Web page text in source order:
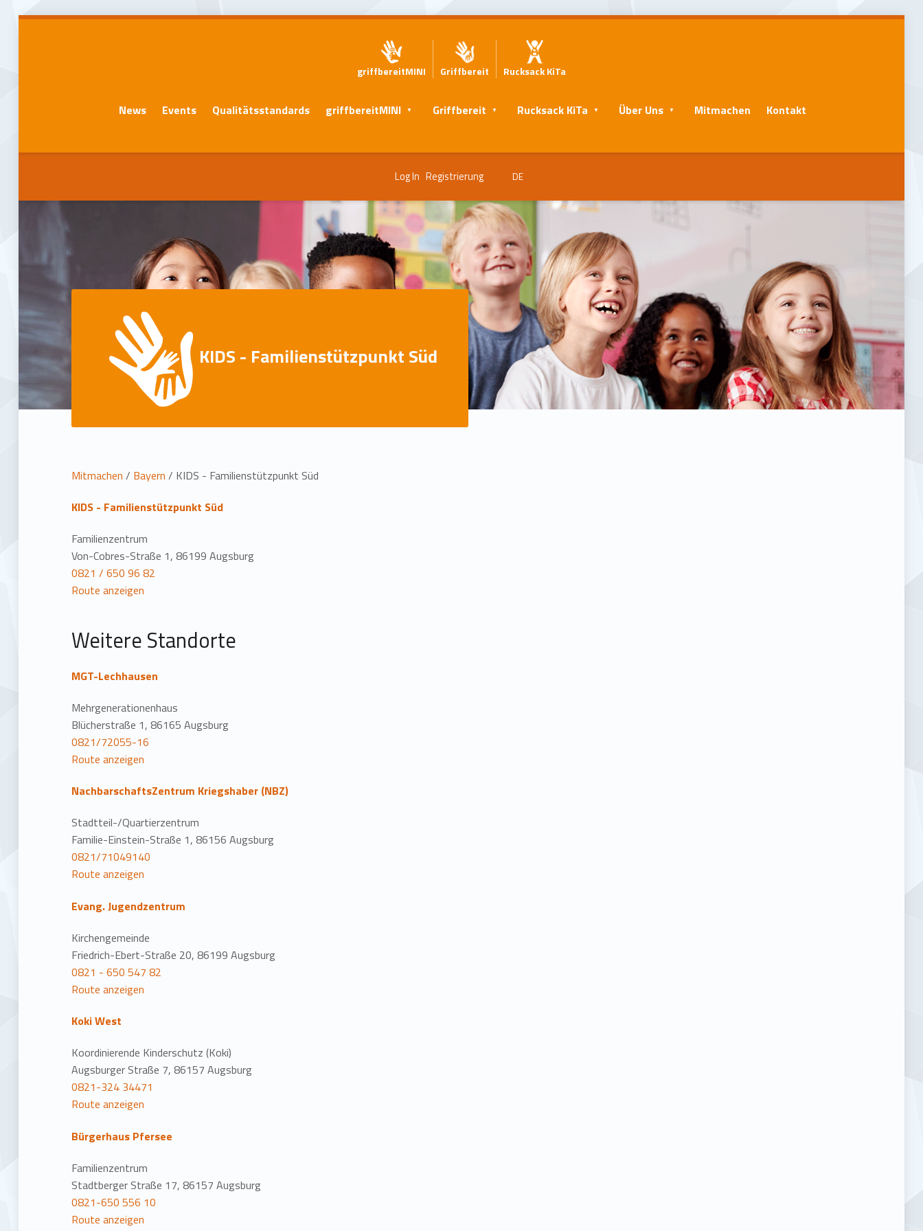
griffbereitMINI Griffbereit Rucksack KiTa
News Events Qualitätsstandards griffbereitMINI Griffbereit Rucksack KiTa Über Uns Mitmachen Kontakt
Log In Registrierung DE
KIDS - Familienstützpunkt Süd
L
o
c
a
i
o
n
Mitmachen / Bayern / KIDS - Familienstützpunkt Süd
KIDS - Familienstützpunkt Süd
Familienzentrum
Von-Cobres-Straße 1, 86199 Augsburg
0821 / 650 96 82
Route anzeigen
Weitere Standorte
MGT-Lechhausen
Mehrgenerationenhaus
Blücherstraße 1, 86165 Augsburg
0821/72055-16
Route anzeigen
NachbarschaftsZentrum Kriegshaber (NBZ)
Stadtteil-/Quartierzentrum
Familie-Einstein-Straße 1, 86156 Augsburg
0821/71049140
Route anzeigen
Evang. Jugendzentrum
Kirchengemeinde
Friedrich-Ebert-Straße 20, 86199 Augsburg
0821 - 650 547 82
Route anzeigen
Koki West
Koordinierende Kinderschutz (Koki)
Augsburger Straße 7, 86157 Augsburg
0821-324 34471
Route anzeigen
Bürgerhaus Pfersee
Familienzentrum
Stadtberger Straße 17, 86157 Augsburg
0821-650 556 10
Route anzeigen